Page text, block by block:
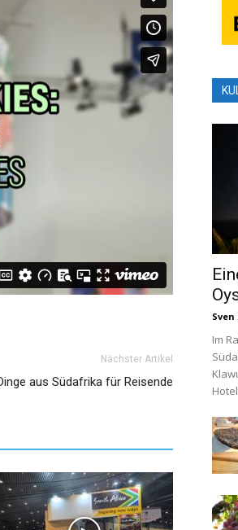
Nächster Artikel
aus Südafrika für Reisende
Im